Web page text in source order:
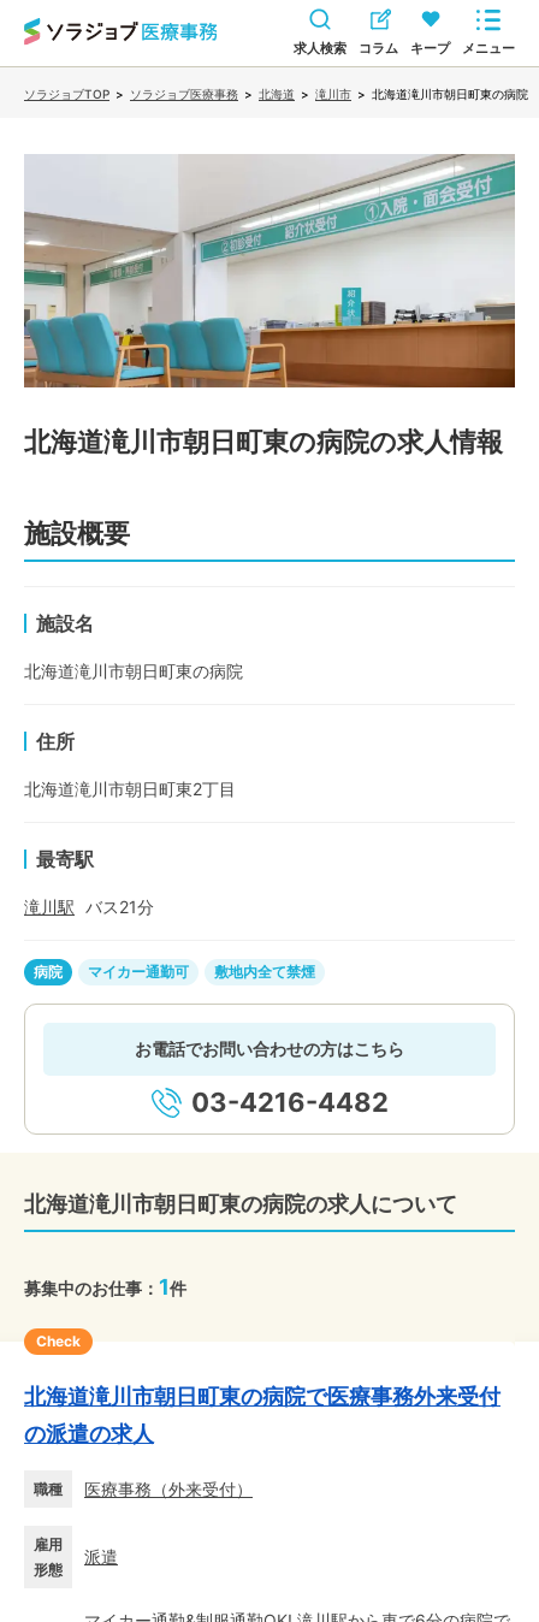
求人検索 コラム キープ メニュー
ソラジョブTOP > ソラジョブ医療事務 > 北海道 > 滝川市 > 北海道滝川市朝日町東の病院
北海道滝川市朝日町東の病院の求人情報
施設概要
施設名
北海道滝川市朝日町東の病院
住所
北海道滝川市朝日町東2丁目
最寄駅
滝川駅 バス21分
病院 マイカー通勤可 敷地内全て禁煙
お電話でお問い合わせの方はこちら
03-4216-4482
北海道滝川市朝日町東の病院の求人について
募集中のお仕事： 1件
Check
北海道滝川市朝日町東の病院で医療事務外来受付
の派遣の求人
職種 医療事務 （外来受付）
雇用
形態
派遣